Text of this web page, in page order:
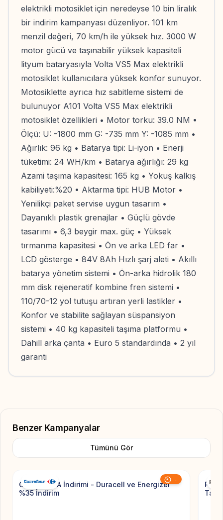
elektrikli motosiklet için neredeyse 10 bin liralık
bir indirim kampanyası düzenliyor. 101 km
menzil değeri, 70 km/h ile yüksek hız. 3000 W
motor gücü ve taşınabilir yüksek kapasiteli
lityum bataryasıyla Volta VS5 Max elektrikli
motosiklet kullanıcılara yüksek konfor sunuyor.
Motosiklette ayrıca hız sabitleme sistemi de
bulunuyor A101 Volta VS5 Max elektrikli
motosiklet özellikleri • Motor torku: 39.0 NM •
Ölçü: U: -1800 mm G: -735 mm Y: -1085 mm •
Ağırlık: 96 kg • Batarya tipi: Li-iyon • Enerji
tüketimi: 24 WH/km • Batarya ağırlığı: 29 kg
Azami taşıma kapasitesi: 165 kg • Yokuş kalkış
kabiliyeti:%20 • Aktarma tipi: HUB Motor •
Yenilikçi paket servise uygun tasarım •
Dayanıklı plastik grenajlar • Güçlü gövde
tasarımı • 6,3 beygir max. güç • Yüksek
tırmanma kapasitesi • Ön ve arka LED far •
LCD gösterge • 84V 8Ah Hızlı şarj aleti • Akıllı
batarya yönetim sistemi • Ön-arka hidrolik 180
mm disk rejeneratif kombine fren sistemi •
110/70-12 yol tutuşu artıran yerli lastikler •
Konfor ve stabilite sağlayan süspansiyon
sistemi • 40 kg kapasiteli taşıma platformu •
Dahill arka çanta • Euro 5 standardında • 2 yıl
garanti
Benzer Kampanyalar
Tümünü Gör
...
Add to
CarrefourSA İndirimi - Duracell ve Energizer
%35 İndirim